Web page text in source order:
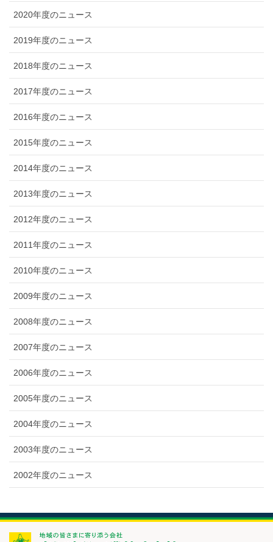
2020年度のニュース
2019年度のニュース
2018年度のニュース
2017年度のニュース
2016年度のニュース
2015年度のニュース
2014年度のニュース
2013年度のニュース
2012年度のニュース
2011年度のニュース
2010年度のニュース
2009年度のニュース
2008年度のニュース
2007年度のニュース
2006年度のニュース
2005年度のニュース
2004年度のニュース
2003年度のニュース
2002年度のニュース